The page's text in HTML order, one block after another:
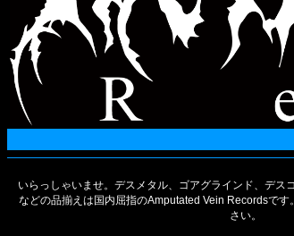
いらっしゃいませ。デスメタル、ゴアグラインド、デス
などの品揃えは国内屈指のAmputated Vein Recordsで
さい。